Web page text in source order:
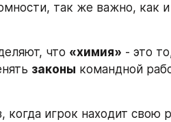
так же важно, как
что «химия» - это
законы командной
когда игрок находит свою